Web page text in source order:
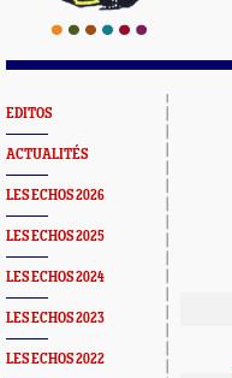
EDITOS
ACTUALITÉS
LES ECHOS 2026
LES ECHOS 2025
LES ECHOS 2024
LES ECHOS 2023
LES ECHOS 2022